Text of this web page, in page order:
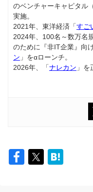
のベンチャーキャピタル
実施。
2021年、東洋経済「すご
2024年、100名～数万名
のために『非IT企業』向
ン 」をαローンチ。
2026年、「ナレカン 」を